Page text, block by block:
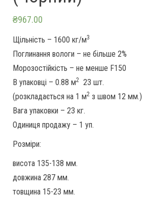
₴967.00
Щільність – 1600 кг/м3
Поглинання вологи – не більше 2%
Морозостійкість – не менше F150
В упаковці – 0.88 м2
23 шт.
(розкладається на 1 м2 з швом 12 мм.)
Вага упаковки – 23 кг.
Одиниця продажу – 1 уп.
Розміри:
висота 135-138 мм.
довжина 287 мм.
товщина 15-23 мм.